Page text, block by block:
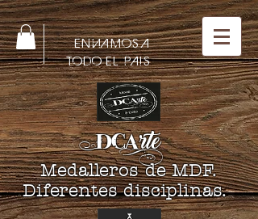
ENVIAMOS A
TODO EL PAIS
DCArte
Medalleros de MDF.
Diferentes disciplinas.